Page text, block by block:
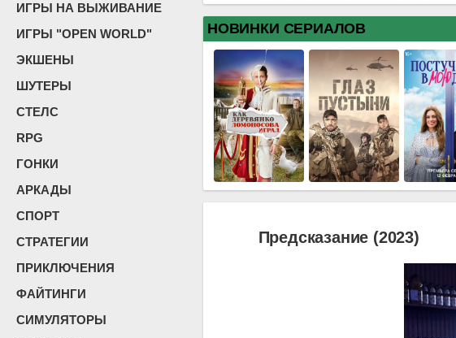
ИГРЫ НА ВЫЖИВАНИЕ
ИГРЫ "OPEN WORLD"
ЭКШЕНЫ
ШУТЕРЫ
СТЕЛС
RPG
ГОНКИ
АРКАДЫ
СПОРТ
СТРАТЕГИИ
ПРИКЛЮЧЕНИЯ
ФАЙТИНГИ
СИМУЛЯТОРЫ
НОВИНКИ СЕРИАЛОВ
Предсказание (2023)